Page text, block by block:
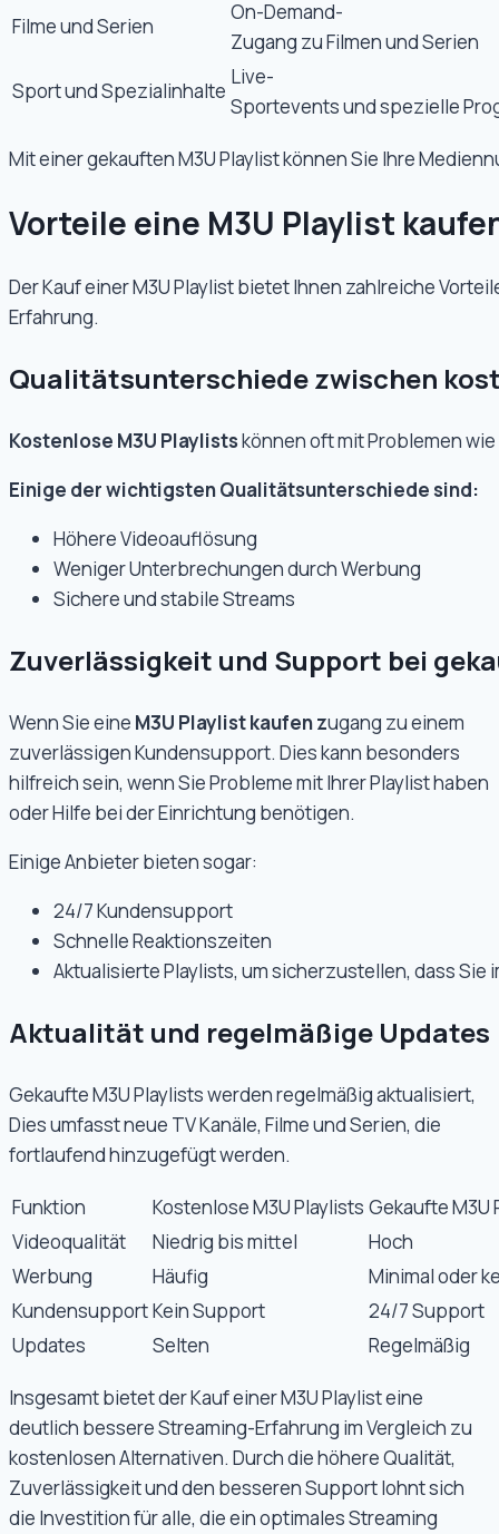
Filme und Serien
On-Demand-
Zugang zu Filmen und Serien
Sport und Spezialinhalte
Live-
Sportevents und spezielle
Mit einer gekauften M3U Playlist können Sie Ihre
Vorteile eine M3U Playlist
Der Kauf einer M3U Playlist bietet Ihnen zahlreiche
Erfahrung.
Qualitätsunterschiede zwischen
Kostenlose M3U Playlistskönnen oft mit Problemen
Einige der wichtigsten Qualitätsunterschiede sind:
Höhere Videoauflösung
Weniger Unterbrechungen durch Werbung
Sichere und stabile Streams
Zuverlässigkeit und Support bei
Wenn Sie eine M3U Playlist kaufen zugang zu einem
zuverlässigen Kundensupport. Dies kann besonders
hilfreich sein, wenn Sie Probleme mit Ihrer Playlist haben
oder Hilfe bei der Einrichtung benötigen.
Einige Anbieter bieten sogar:
24/7 Kundensupport
Schnelle Reaktionszeiten
Aktualisierte Playlists, um sicherzustellen, dass
Aktualität und regelmäßige Updates
Gekaufte M3U Playlists werden regelmäßig aktualisiert,
Dies umfasst neue TV Kanäle, Filme und Serien, die
fortlaufend hinzugefügt werden.
Funktion Kostenlose M3U Playlists Gekaufte M3U
Videoqualität
Niedrig bis mittel
Hoch
Werbung
Häufig
Minimal oder
KundensupportKein Support
24/7 Support
Updates
Selten Regelmäßig
Insgesamt bietet der Kauf einer M3U Playlist eine
deutlich bessere Streaming-Erfahrung im Vergleich zu
kostenlosen Alternativen. Durch die höhere Qualität,
Zuverlässigkeit und den besseren Support lohnt sich
die Investition für alle, die ein optimales Streaming